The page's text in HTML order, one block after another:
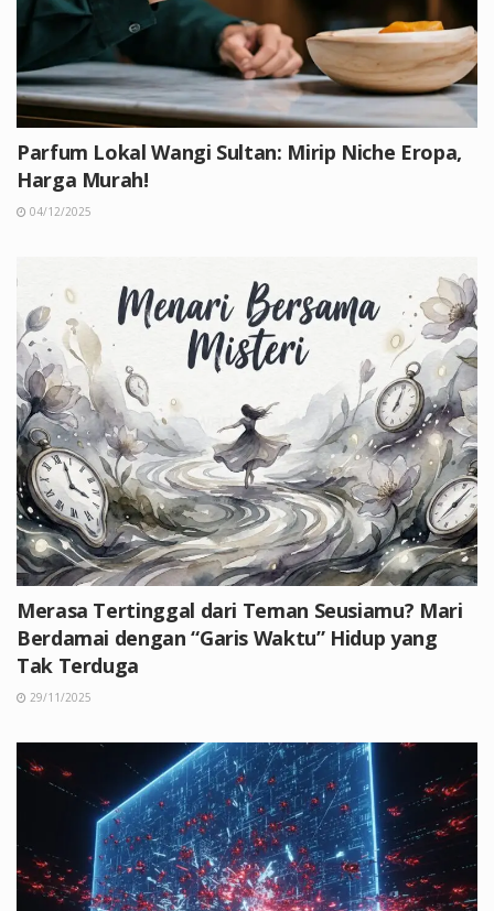
Parfum Lokal Wangi Sultan: Mirip Niche Eropa,
Harga Murah!
04/12/2025
Merasa Tertinggal dari Teman Seusiamu? Mari
Berdamai dengan “Garis Waktu” Hidup yang
Tak Terduga
29/11/2025